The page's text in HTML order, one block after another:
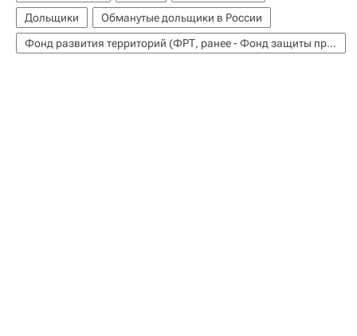
Дольщики
Обманутые дольщики в России
Фонд развития территорий (ФРТ, ранее - Фонд защиты прав дольщиков)